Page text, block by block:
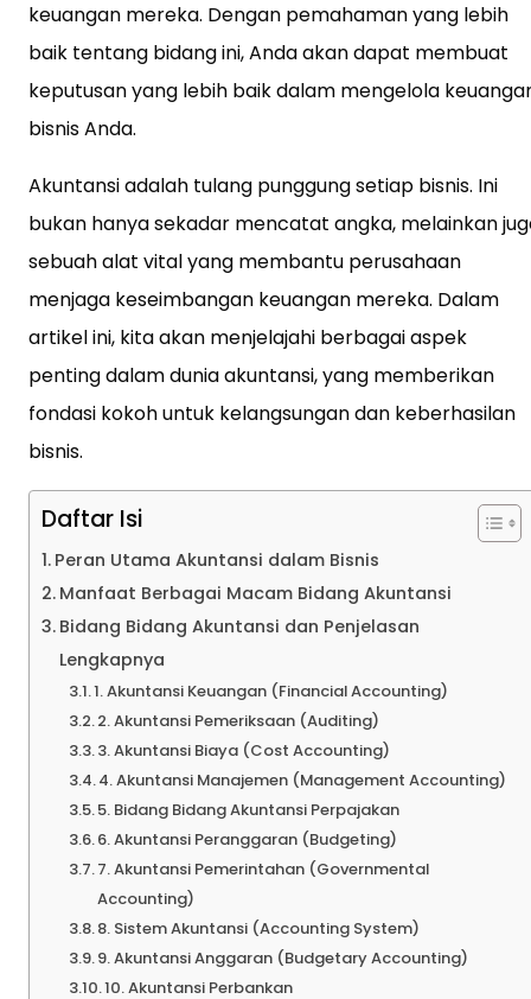
keuangan mereka. Dengan pemahaman yang lebih
baik tentang bidang ini, Anda akan dapat membuat
keputusan yang lebih baik dalam mengelola
bisnis Anda.
Akuntansi adalah tulang punggung setiap bisnis. Ini
bukan hanya sekadar mencatat angka, melainkan
sebuah alat vital yang membantu perusahaan
menjaga keseimbangan keuangan mereka. Dalam
artikel ini, kita akan menjelajahi berbagai aspek
penting dalam dunia akuntansi, yang memberikan
fondasi kokoh untuk kelangsungan dan keberhasilan
bisnis.
Daftar Isi
Peran Utama Akuntansi dalam Bisnis
Manfaat Berbagai Macam Bidang Akuntansi
Bidang Bidang Akuntansi dan Penjelasan
Lengkapnya
1. Akuntansi Keuangan (Financial Accounting)
2. Akuntansi Pemeriksaan (Auditing)
3. Akuntansi Biaya (Cost Accounting)
4. Akuntansi Manajemen (Management Accounting)
5. Bidang Bidang Akuntansi Perpajakan
6. Akuntansi Peranggaran (Budgeting)
7. Akuntansi Pemerintahan (Governmental
Accounting)
8. Sistem Akuntansi (Accounting System)
9. Akuntansi Anggaran (Budgetary Accounting)
10. Akuntansi Perbankan